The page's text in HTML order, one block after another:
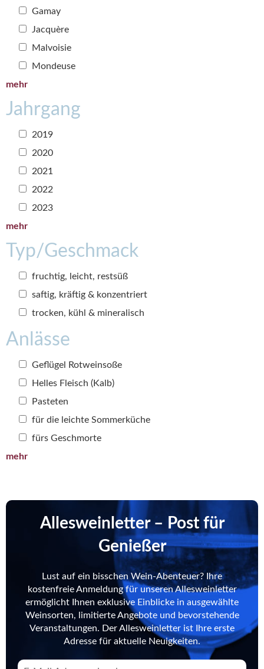
Gamay
Jacquère
Malvoisie
Mondeuse
mehr
Jahrgang
2019
2020
2021
2022
2023
mehr
Typ/Geschmack
fruchtig, leicht, restsüß
saftig, kräftig & konzentriert
trocken, kühl & mineralisch
Anlässe
Geflügel Rotweinsoße
Helles Fleisch (Kalb)
Pasteten
für die leichte Sommerküche
fürs Geschmorte
mehr
Allesweinletter – Post für
Genießer
Lust auf ein bisschen Wein-Abenteuer? Ihre
kostenfreie Anmeldung für unseren Allesweinletter
ermöglicht Ihnen exklusive Einblicke in ausgewählte
Weinsorten, limitierte Angebote und bevorstehende
Veranstaltungen. Der Allesweinletter ist Ihre erste
Adresse für aktuelle Neuigkeiten.